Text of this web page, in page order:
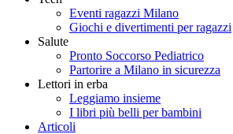
Eventi ragazzi Milano
Giochi e divertimenti per ragazzi
Salute
Pronto Soccorso Pediatrico
Partorire a Milano in sicurezza
Lettori in erba
Leggiamo insieme
I libri più belli per bambini
Articoli